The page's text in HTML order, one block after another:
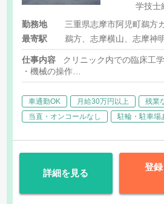
学技
[その
円/日
定士
検定1
円-900
勤務地
三重県志摩市阿児町鵜方
最寄駅
鵜方、志摩横山、志摩神
仕事内容
クリニック内での臨床工
・機械の操作
・プライミング
・穿刺、返血、止血 など
車通勤OK 月給30万円以上
残業
当直・オンコールなし
駐輪・駐車場
詳細を見る
登